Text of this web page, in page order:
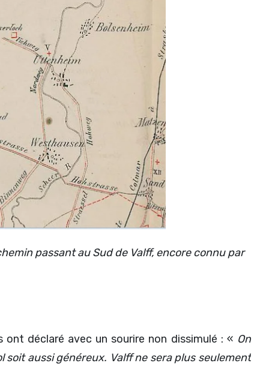
passant au Sud de Valff, encore connu par
déclaré avec un sourire non dissimulé : « On
aussi généreux. Valff ne sera plus seulement